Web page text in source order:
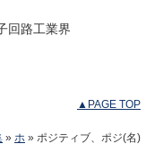
回路工業界
▲PAGE TOP
» ホ » ポジティブ、ポジ(名)